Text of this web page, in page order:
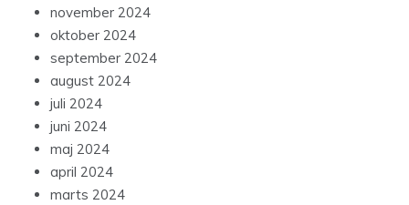
november 2024
oktober 2024
september 2024
august 2024
juli 2024
juni 2024
maj 2024
april 2024
marts 2024